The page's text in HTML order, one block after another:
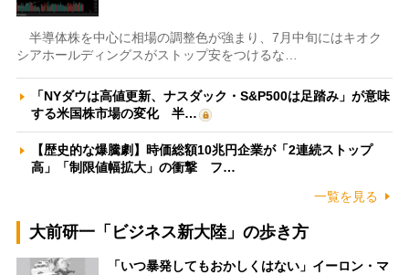
半導体株を中心に相場の調整色が強まり、7月中旬にはキオク
シアホールディングスがストップ安をつけるな…
「NYダウは高値更新、ナスダック・S&P500は足踏み」が意味
する米国株市場の変化 半…
【歴史的な爆騰劇】時価総額10兆円企業が「2連続ストップ
高」「制限値幅拡大」の衝撃 フ…
一覧を見る
大前研一「ビジネス新大陸」の歩き方
「いつ暴発してもおかしくはない」イーロン・マ